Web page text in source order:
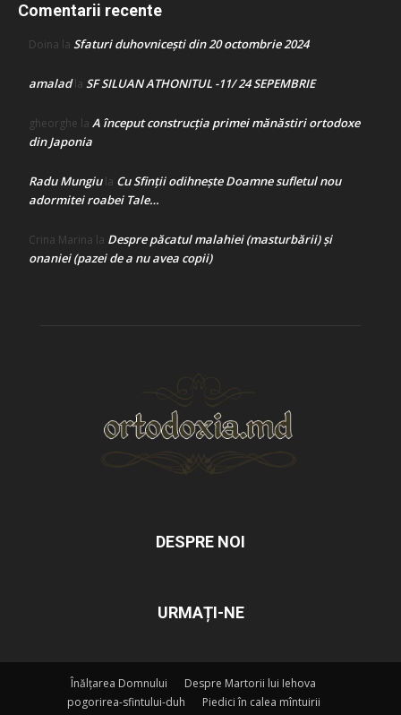
Comentarii recente
Doina la Sfaturi duhovnicești din 20 octombrie 2024
amaladla SF SILUAN ATHONITUL -11/ 24 SEPEMBRIE
gheorghe la A început construcţia primei mănăstiri ortodoxe
din Japonia
Radu Mungiula Cu Sfinții odihnește Doamne sufletul nou
adormitei roabei Tale…
Crina Marina la Despre păcatul malahiei (masturbării) şi
onaniei (pazei de a nu avea copii)
DESPRE NOI
URMAȚI-NE
Înălțarea Domnului
Despre Martorii lui Iehova
pogorirea-sfintului-duh
Piedici în calea mîntuirii